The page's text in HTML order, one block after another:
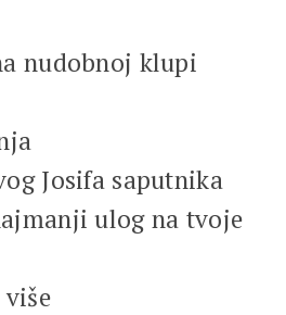
nudobnoj klupi
Josifa saputnika
ulog na tvoje